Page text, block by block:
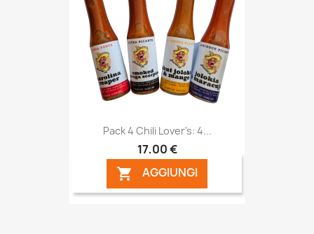
Pack 4 Chili Lover's: 4...
17,00 €
 AGGIUNGI